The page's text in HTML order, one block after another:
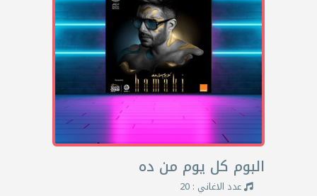
البوم كل يوم من ده
عدد الاغاني : 20